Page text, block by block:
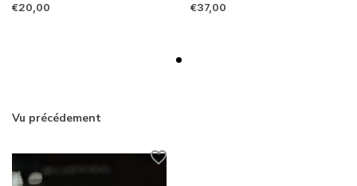
€20,00 €37,00
Vu précédement